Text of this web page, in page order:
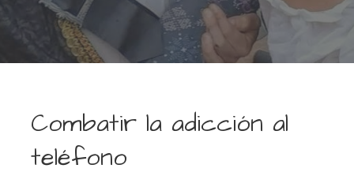
Combatir la adicción al
teléfono